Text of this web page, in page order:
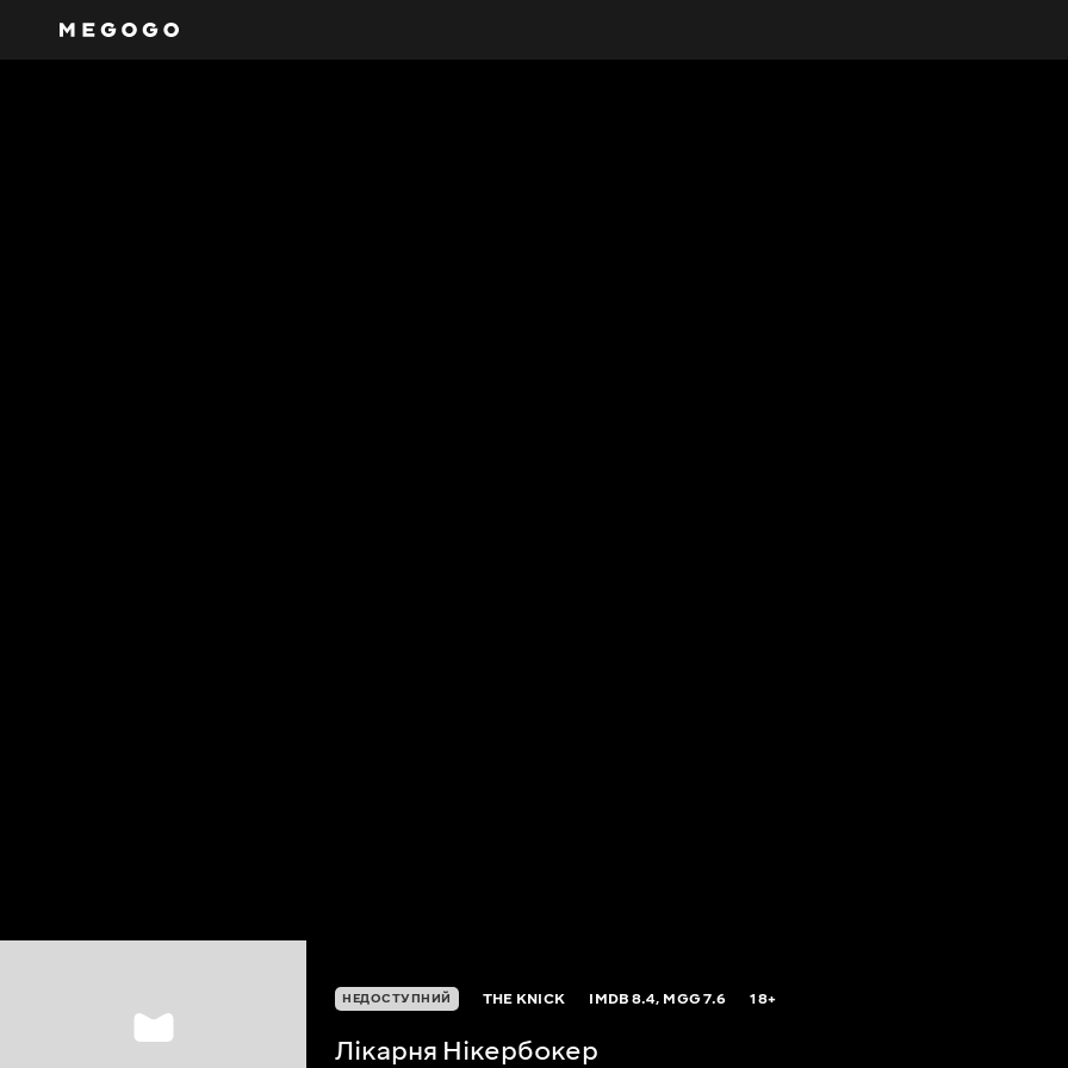
НЕДОСТУПНИЙ THE KNICK IMDB8.4, MGG7.6 18+
Лікарня Нікербокер